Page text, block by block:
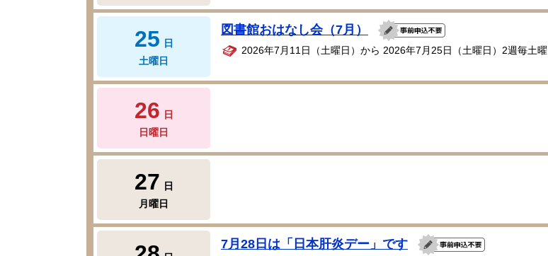
25 日
土曜日
図書館おはなし会（7月）
2026年7月11日（土曜日）から 2026年7月25日（土曜日）2週毎土曜
26 日
日曜日
27 日
月曜日
7月28日は「日本肝炎デー」です